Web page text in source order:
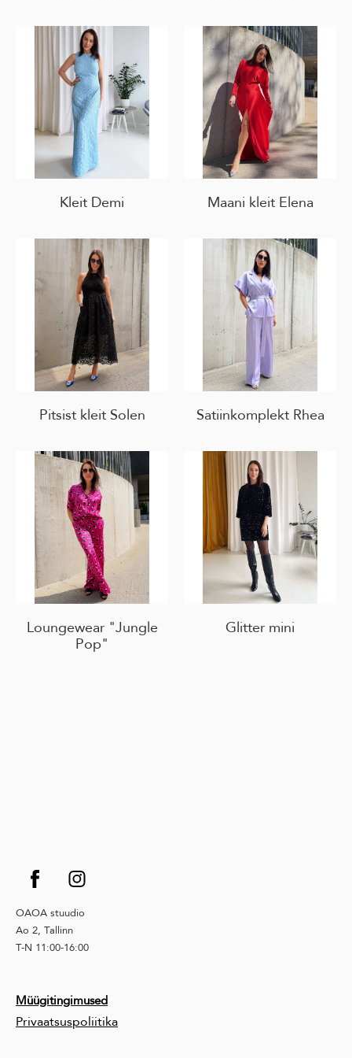
Kleit Demi Maani kleit Elena
Pitsist kleit Solen Satiinkomplekt Rhea
Loungewear "Jungle
Pop"
Glitter mini
OAOA stuudio
Ao 2, Tallinn
T-N 11:00-16:00
Müügitingimused
Privaatsuspoliitika